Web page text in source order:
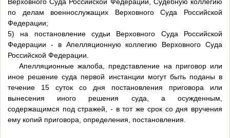
по делам военнослужащих Верховного Суда Российской
Федерации;
5) на постановление судьи Верховного Суда Российской
Федерации - в Апелляционную коллегию Верховного Суда
Российской Федерации.
Апелляционные жалоба, представление на приговор или
иное решение суда первой инстанции могут быть поданы в
течение 15 суток со дня постановления приговора или
вынесения иного решения суда, а осужденным,
содержащимся под стражей, - в тот же срок со дня вручения
ему копий приговора, определения, постановления.